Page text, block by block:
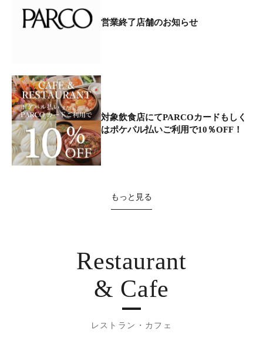
営業終了店舗のお知らせ
対象飲食店にてPARCOカードもしく
はポケパル払いご利用で10％OFF！
もっと見る
Restaurant
& Cafe
レストラン・カフェ